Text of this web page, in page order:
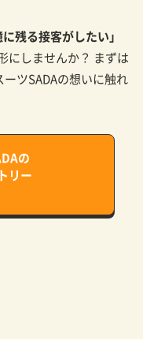
残る接客がしたい」
にしませんか？ まずは
ツSADAの想いに触れ
の
リー